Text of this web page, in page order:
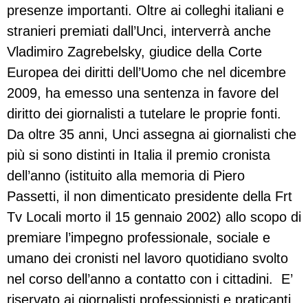
presenze importanti. Oltre ai colleghi italiani e
stranieri premiati dall’Unci, interverrà anche
Vladimiro Zagrebelsky, giudice della Corte
Europea dei diritti dell’Uomo che nel dicembre
2009, ha emesso una sentenza in favore del
diritto dei giornalisti a tutelare le proprie fonti.
Da oltre 35 anni, Unci assegna ai giornalisti che
più si sono distinti in Italia il premio cronista
dell’anno (istituito alla memoria di Piero
Passetti, il non dimenticato presidente della Frt
Tv Locali morto il 15 gennaio 2002) allo scopo di
premiare l’impegno professionale, sociale e
umano dei cronisti nel lavoro quotidiano svolto
nel corso dell’anno a contatto con i cittadini.
E’
riservato ai giornalisti professionisti e praticanti